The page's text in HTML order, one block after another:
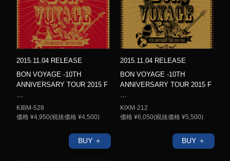
2015.11.04 RELEASE
BON VOYAGE -10TH
ANNIVERSARY TOUR 2015 F
KIBM-528
価格 ¥4,950(税抜価格 ¥4,500)
BUY ＋
2015.11.04 RELEASE
BON VOYAGE -10TH
ANNIVERSARY TOUR 2015 F
KIXM-212
価格 ¥6,050(税抜価格 ¥5,500)
BUY ＋